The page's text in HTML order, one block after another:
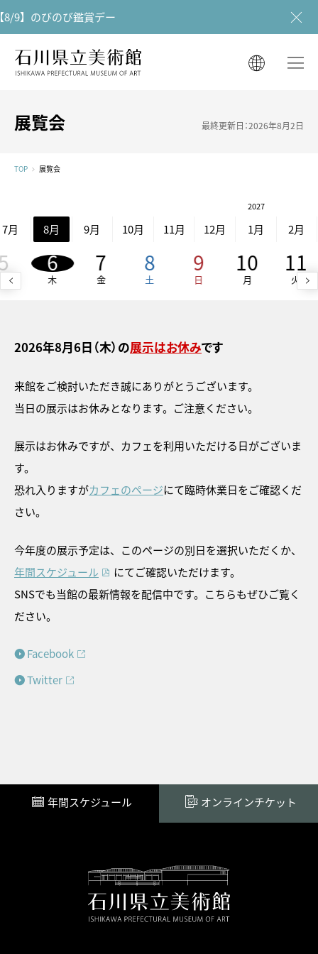
9】のびのび鑑賞デー
展覧会 最終更新日：2026年8月2日
TOP 展覧会
7月 8月 9月 10月 11月 12月
2027
1月 2月
6
木
7
金
8
土
9
日
10
月
11
火
2026年8月6日（木） の展示はお休みです
来館をご検討いただき誠にありがとうございます。
当日の展示はお休みとなります。ご注意ください。
展示はお休みですが、カフェを利用いただける日がございま
す。
恐れ入りますがカフェのページにて臨時休業日をご確認くだ
さい。
今年度の展示予定は、このページの別日を選択いただくか、
年間スケジュール
にてご確認いただけます。
SNSでも当館の最新情報を配信中です。こちらもぜひご覧く
ださい。
Facebook
Twitter
年間スケジュール オンラインチケット
トピックス
おうちで楽しむ石川県立美術
石川県文化財保存修復工房